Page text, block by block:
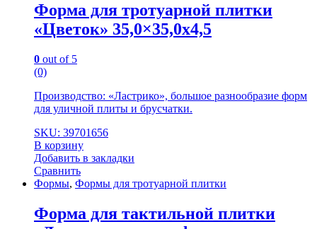
Форма для тротуарной плитки
«Цветок» 35,0×35,0x4,5
0 out of 5
(0)
Производство: «Ластрико», большое разнообразие форм
для уличной плиты и брусчатки.
SKU: 39701656
В корзину
Добавить в закладки
Сравнить
Формы, Формы для тротуарной плитки
Форма для тактильной плитки